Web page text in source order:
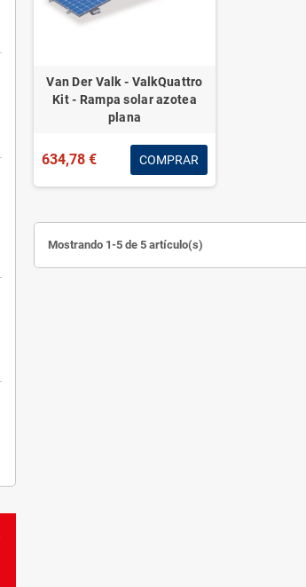
Van Der Valk - ValkQuattro
Kit - Rampa solar azotea
plana
634,78 € COMPRAR
Mostrando 1-5 de 5 artículo(s)